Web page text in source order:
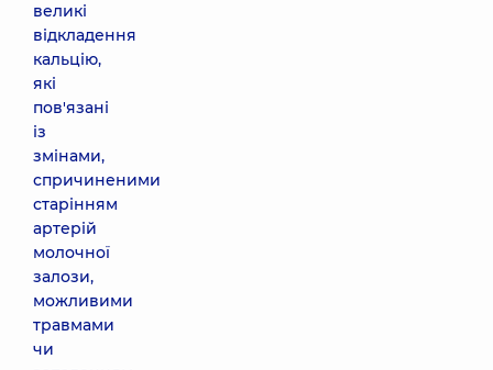
великі
відкладення
кальцію,
які
пов'язані
із
змінами,
спричиненими
старінням
артерій
молочної
залози,
можливими
травмами
чи